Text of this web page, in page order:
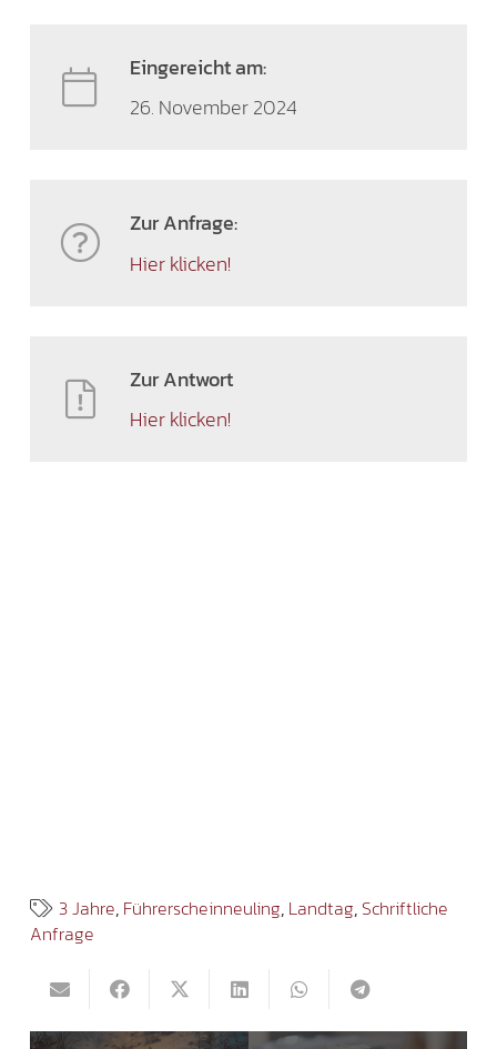
Eingereicht am:
26. November 2024
Zur Anfrage:
Hier klicken!
Zur Antwort
Hier klicken!
3 Jahre, Führerscheinneuling, Landtag, Schriftliche
Anfrage